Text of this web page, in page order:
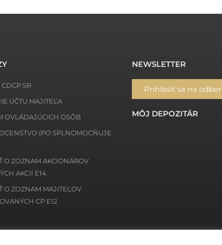
SR
ÚČTU MAJITEĽA
OVLÁDAJÚCICH OSÔB
(PO SPLNOMOCŇUJE
O ZOZNAM AKCIONÁROV
AKCIÍ E14
O ZOZNAM MAJITEĽOV
CP E12
NEWSLETTER
Prihlásiť sa na odber
MÔJ DEPOZITÁR